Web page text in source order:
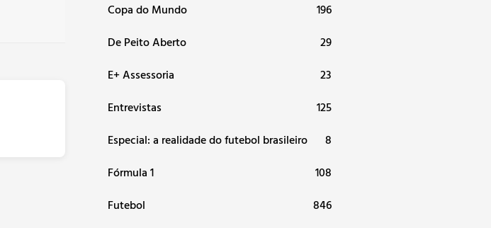
Copa do Mundo
196
De Peito Aberto
29
E+ Assessoria
23
Entrevistas
125
Especial: a realidade do futebol brasileiro
8
Fórmula 1
108
Futebol
846